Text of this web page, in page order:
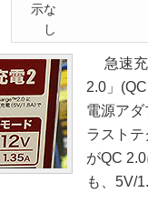
示な
し
急速充
2.0」
電源アダ
ラスト
がQC
も、5V/